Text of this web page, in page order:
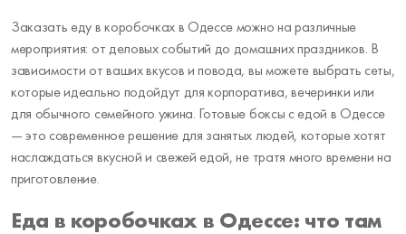
Заказать еду в коробочках в Одессе можно на различные
мероприятия: от деловых событий до домашних праздников. В
зависимости от ваших вкусов и повода, вы можете выбрать сеты,
которые идеально подойдут для корпоратива, вечеринки или
для обычного семейного ужина. Готовые боксы с едой в Одессе
— это современное решение для занятых людей, которые хотят
наслаждаться вкусной и свежей едой, не тратя много времени на
приготовление.
Еда в коробочках в Одессе: что там